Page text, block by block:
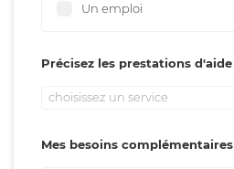
Un emploi
Précisez les prestations
choisissez un service
Mes besoins complémentaires